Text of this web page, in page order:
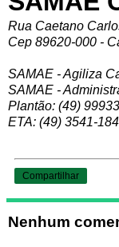
Rua Caetano
Cep 89620-000 -
SAMAE - Agiliza
SAMAE -
Plantão: (49)
ETA: (49) 3541-
Compartilhar
Nenhum